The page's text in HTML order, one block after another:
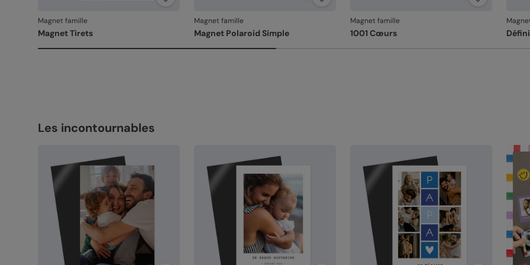
et
En
que
Magnet famille
Magnet Tirets
Magnet famille
Magnet Polaroid Simple
Magnet famille
1001 Cœurs
Les incontournables